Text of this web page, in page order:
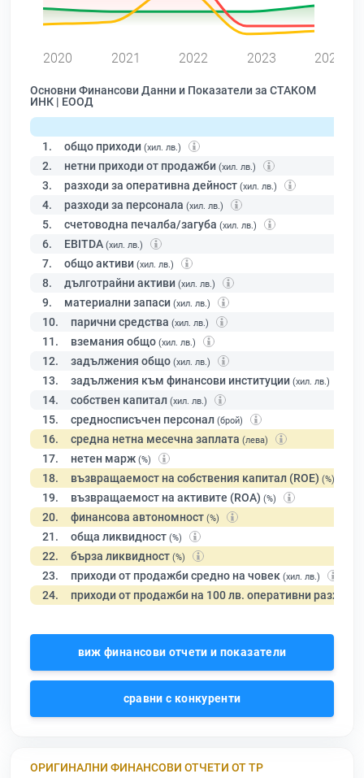
2020 2021 2022 2023 2024
Основни Финансови Данни и Показатели за СТАКОМ
ИНК | ЕООД
1. общо приходи (хил. лв.)
2. нетни приходи от продажби (хил. лв.)
3. разходи за оперативна дейност (хил. лв.)
4. разходи за персонала (хил. лв.)
5. счетоводна печалба/загуба (хил. лв.)
6. EBITDA (хил. лв.)
7. общо активи (хил. лв.)
8. дълготрайни активи (хил. лв.)
9. материални запаси (хил. лв.)
10. парични средства (хил. лв.)
11. вземания общо (хил. лв.)
12. задължения общо (хил. лв.)
13. задължения към финансови институции (хил. лв.)
14. собствен капитал (хил. лв.)
15. средносписъчен персонал (брой)
16. средна нетна месечна заплата (лева)
17. нетен марж (%)
18. възвращаемост на собствения капитал (ROE) (%)
19. възвращаемост на активите (ROA) (%)
20. финансова автономност (%)
21. обща ликвидност (%)
22. бърза ликвидност (%)
23. приходи от продажби средно на човек (хил. лв.)
24. приходи от продажби на 100 лв. оперативни разходи
виж финансови отчети и показатели
сравни с конкуренти
ОРИГИНАЛНИ ФИНАНСОВИ ОТЧЕТИ ОТ ТР